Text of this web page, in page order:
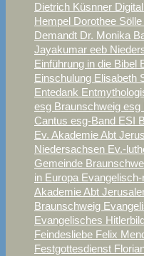
Dietrich Küsnner
Hempel Dorothee Sölle
Demandt Dr. Monika
Jayakumar eeb
Einführung in die Bibel
Einschulung Elisabeth
Entedank
esg Braunschweig esg
Cantus esg-Band ESI
Ev. Akademie Abt
Niedersachsen Ev.-
Gemeinde
in Europa
Akademie Abt
Braunschweig
Evangelisches
Feindesliebe Felix
Festgottesdienst